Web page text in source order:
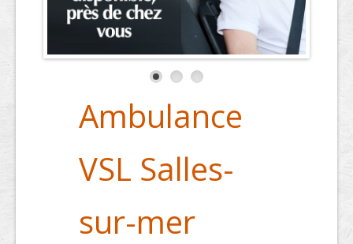
Ambulance
VSL Salles-
sur-mer